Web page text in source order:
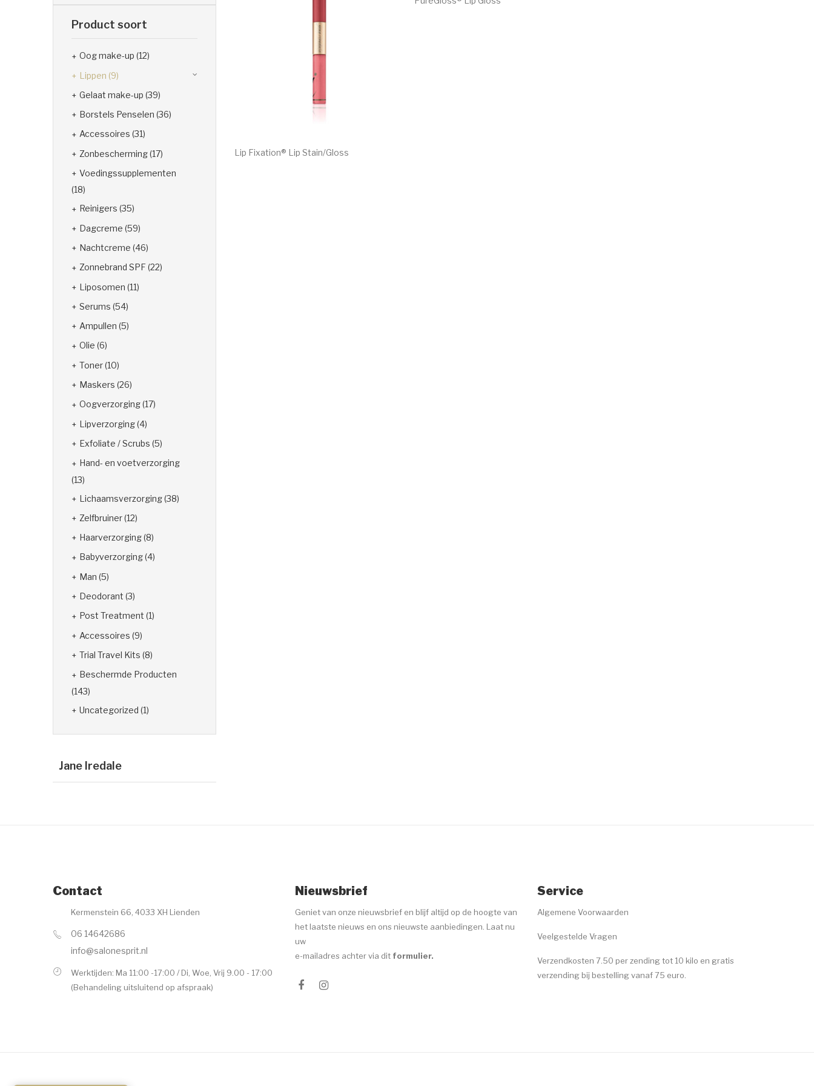
Lip Fixation® Lip Stain/Gloss
Product soort
Oog make-up (12)
Lippen (9)
Gelaat make-up (39)
Borstels Penselen (36)
Accessoires (31)
Zonbescherming(17)
Voedingssupplementen
(18)
Reinigers (35)
Dagcreme (59)
Nachtcreme (46)
Zonnebrand SPF (22)
Liposomen (11)
Serums (54)
Ampullen (5)
Olie (6)
Toner(10)
Maskers (26)
Oogverzorging(17)
Lipverzorging(4)
Exfoliate / Scrubs (5)
Hand- en voetverzorging
(13)
Lichaamsverzorging(38)
Zelfbruiner(12)
Haarverzorging(8)
Babyverzorging(4)
Man (5)
Deodorant (3)
Post Treatment (1)
Accessoires (9)
Trial Travel Kits (8)
Beschermde Producten
(143)
Uncategorized (1)
Jane Iredale
Contact
Kermenstein 66, 4033 XH Lienden
06 14642686
info@salonesprit.nl
Werktijden: Ma 11:00 -17:00 / Di, Woe, Vrij 9.00 - 17:00
(Behandeling uitsluitend op afspraak)
Nieuwsbrief
Geniet van onze nieuwsbrief en blijf altijd op de hoogte van
het laatste nieuws en ons nieuwste aanbiedingen. Laat nu
uw
e-mailadres achter via dit formulier.
Service
Algemene Voorwaarden
Veelgestelde Vragen
Verzendkosten 7.50 per zending tot 10 kilo en gratis
verzending bij bestelling vanaf 75 euro.